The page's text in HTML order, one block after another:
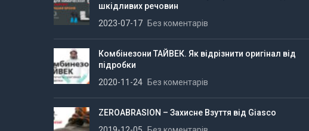
шкідливих речовин
2023-07-17
Без коментарів
Комбінезони ТАЙВЕК. Як відрізнити оригінал від
підробки
2020-11-24
Без коментарів
ZEROABRASION – Захисне Взуття від Giasco